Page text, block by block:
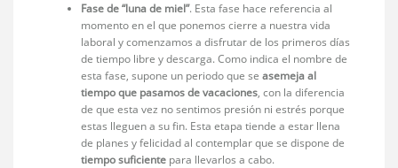
Fase de “luna de miel”. Esta fase hace referencia al
momento en el que ponemos cierre a nuestra vida
laboral y comenzamos a disfrutar de los primeros días
de tiempo libre y descarga. Como indica el nombre de
esta fase, supone un periodo que seasemeja al
tiempo que pasamos de vacaciones, con la diferencia
de que esta vez no sentimos presión ni estrés porque
estas lleguen a su fin. Esta etapa tiende a estar llena
de planes y felicidad al contemplar que se dispone de
tiempo suficiente para llevarlos a cabo.